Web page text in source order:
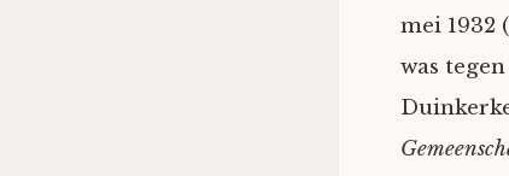
mei 1932
was